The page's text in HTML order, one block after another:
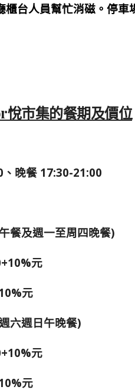
台人員幫忙消磁。 停車
市集的餐期及價位
晚餐 17:30-21:00
餐及週一至周四晚餐)
元
元
六週日午晚餐)
元
元